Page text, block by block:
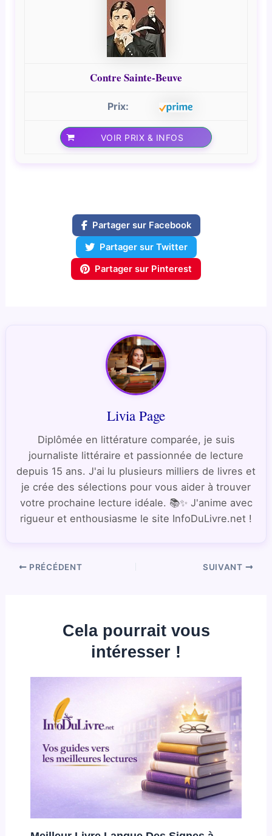
Contre Sainte-Beuve
VOIR PRIX & INFOS
Partager sur Facebook
Partager sur Twitter
Partager sur Pinterest
Livia Page
Diplômée en littérature comparée, je suis
journaliste littéraire et passionnée de lecture
depuis 15 ans. J'ai lu plusieurs milliers de livres et
je crée des sélections pour vous aider à trouver
votre prochaine lecture idéale. 📚✨ J'anime avec
rigueur et enthousiasme le site InfoDuLivre.net !
PRÉCÉDENT SUIVANT
Cela pourrait vous
intéresser !